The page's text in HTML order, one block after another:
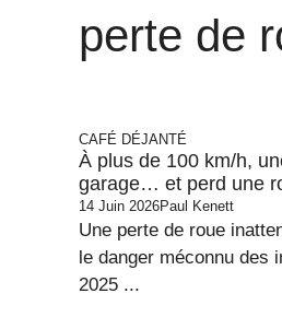
perte de
CAFÉ DÉJANTÉ
À plus de 100 km/h,
garage… et perd une
14 Juin 2026Paul Kenett
Une perte de roue
le danger méconnu des
2025 ...